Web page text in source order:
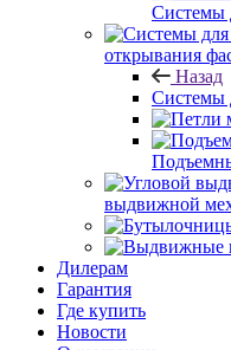
Системы
открывания
Назад
Системы
выдвижной
Дилерам
Гарантия
Где купить
Новости